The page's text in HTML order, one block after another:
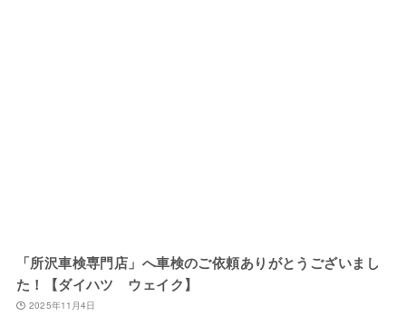
「所沢車検専門店」へ車検のご依頼ありがとうございまし
た！【ダイハツ ウェイク】
2025年11月4日